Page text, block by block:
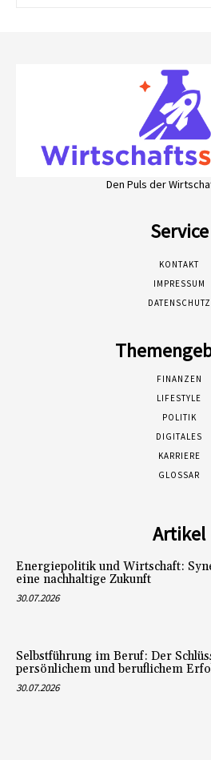
Den Puls der
Service
KONTAKT
IMPRESSUM
DATENSCHUTZ
FINANZEN
LIFESTYLE
POLITIK
DIGITALES
KARRIERE
GLOSSAR
Artikel
Energiepolitik und Wirtschaft:
eine nachhaltige Zukunft
30.07.2026
Selbstführung im Beruf: Der
persönlichem und beruflichem
30.07.2026